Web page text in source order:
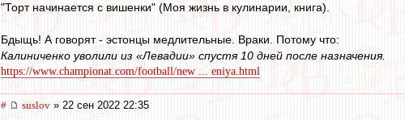
"Торт начинается с вишенки" (Моя жизнь в кулинарии, книга).
Бдыщь! А говорят - эстонцы медлительные. Враки. Потому что:
Калиниченко уволили из «Левадии» спустя 10 дней после назначения.
https://www.championat.com/football/new ... eniya.html
# suslov » 22 сен 2022 22:35